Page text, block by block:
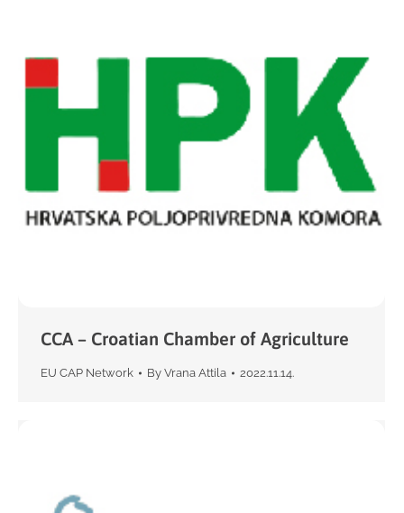
CCA – Croatian Chamber of Agriculture
EU CAP Network By Vrana Attila 2022.11.14.